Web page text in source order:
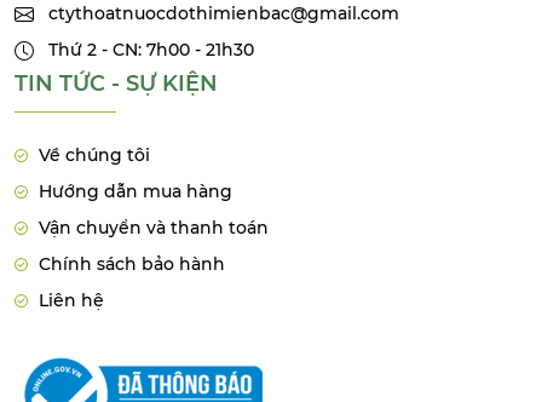
ctythoatnuocdothimienbac@gmail.com
Thứ 2 - CN: 7h00 - 21h30
TIN TỨC - SỰ KIỆN
Về chúng tôi
Hướng dẫn mua hàng
Vận chuyển và thanh toán
Chính sách bảo hành
Liên hệ